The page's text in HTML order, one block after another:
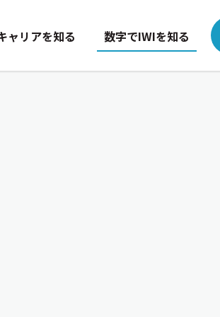
ャリアを知る 数字でIWIを知る